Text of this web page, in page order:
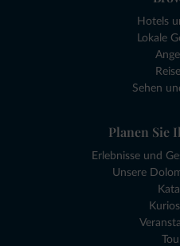
Hotels
Lokale
Sehen
Planen Sie
Erlebnisse und
Unsere